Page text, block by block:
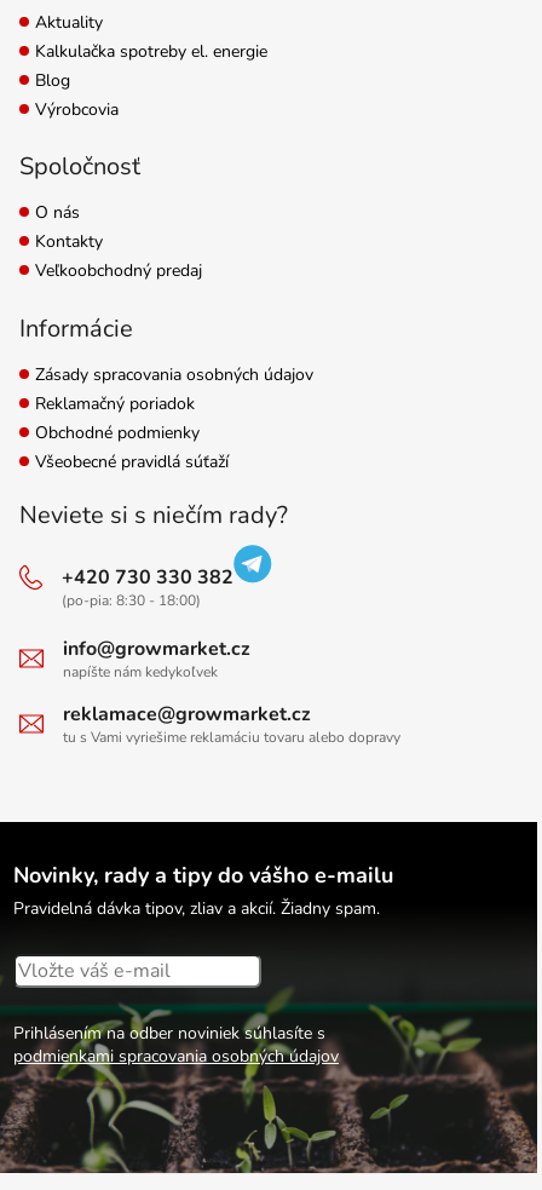
Aktuality
Kalkulačka spotreby el. energie
Blog
Výrobcovia
Spoločnosť
O nás
Kontakty
Veľkoobchodný predaj
Informácie
Zásady spracovania osobných údajov
Reklamačný poriadok
Obchodné podmienky
Všeobecné pravidlá súťaží
Neviete si s niečím rady?
+420 730 330 382
(po-pia: 8:30 - 18:00)
info@growmarket.cz
napíšte nám kedykoľvek
reklamace@growmarket.cz
tu s Vami vyriešime reklamáciu tovaru alebo dopravy
Novinky, rady a tipy do vášho e-mailu
Pravidelná dávka tipov, zliav a akcií. Žiadny spam.
Prihlásením na odber noviniek súhlasíte s
podmienkami spracovania osobných údajov